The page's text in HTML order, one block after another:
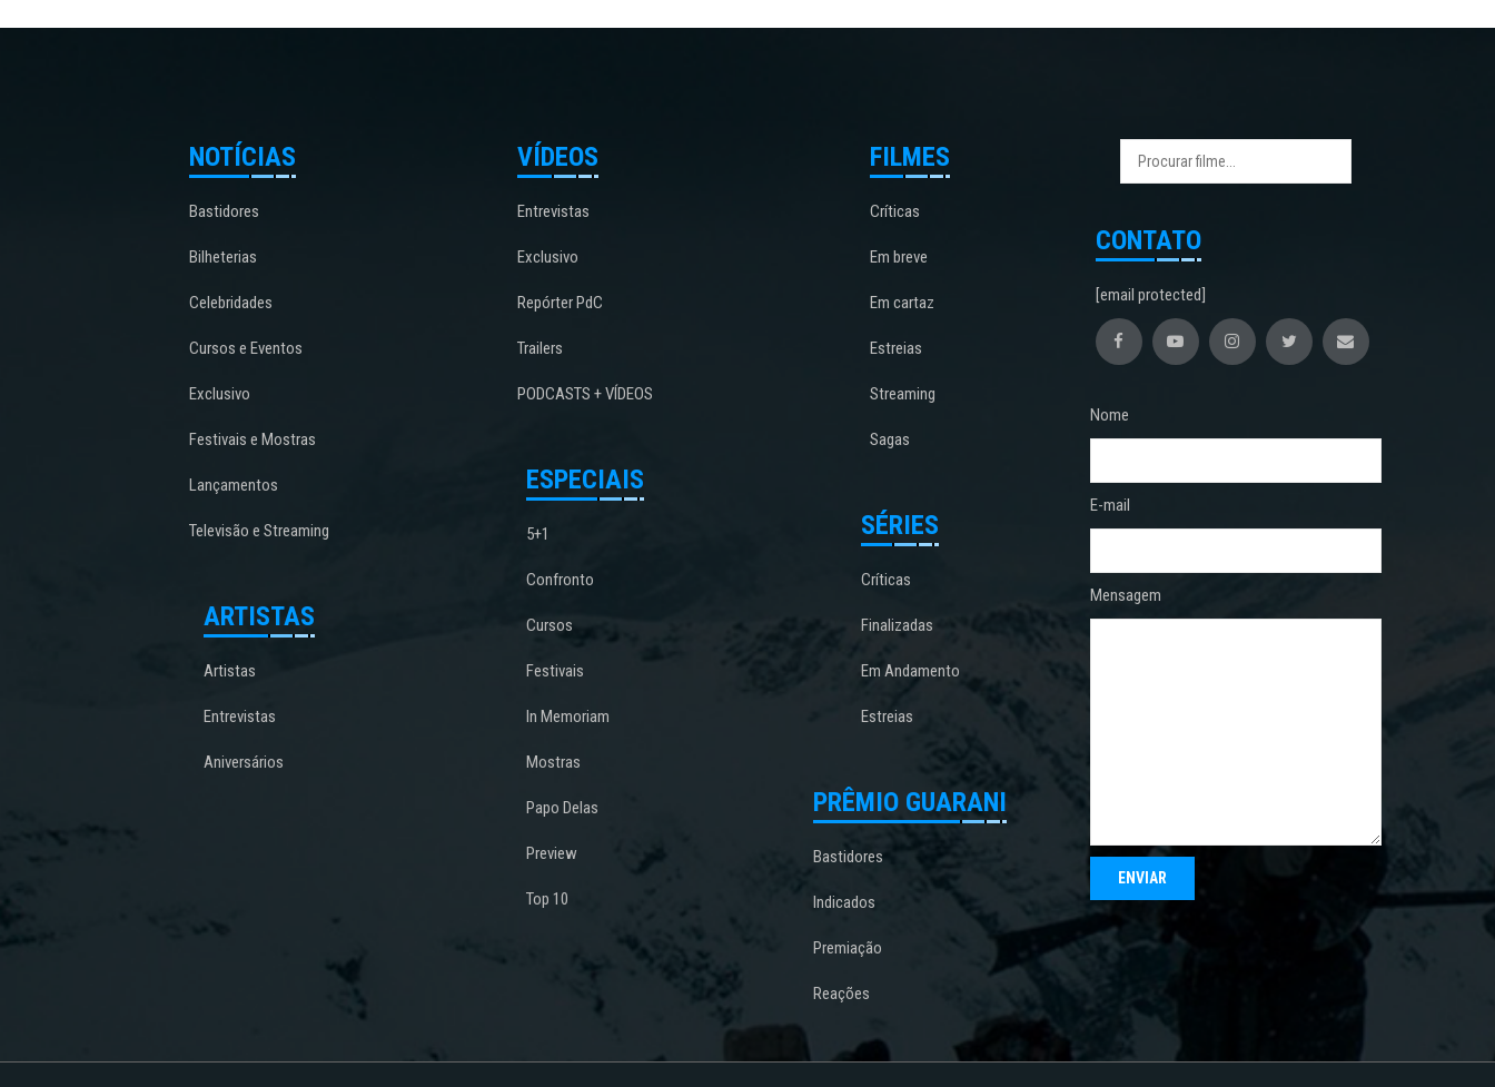
NOTÍCIAS
Bastidores
Bilheterias
Celebridades
Cursos e Eventos
Exclusivo
Festivais e Mostras
Lançamentos
Televisão e Streaming
ARTISTAS
Artistas
Entrevistas
Aniversários
VÍDEOS
Entrevistas
Exclusivo
Repórter PdC
Trailers
PODCASTS + VÍDEOS
ESPECIAIS
5+1
Confronto
Cursos
Festivais
In Memoriam
Mostras
Papo Delas
Preview
Top 10
FILMES
Críticas
Em breve
Em cartaz
Estreias
Streaming
Sagas
SÉRIES
Críticas
Finalizadas
Em Andamento
Estreias
PRÊMIO GUARANI
Bastidores
Indicados
Premiação
Reações
CONTATO
[email protected]
Nome
E-mail
Mensagem